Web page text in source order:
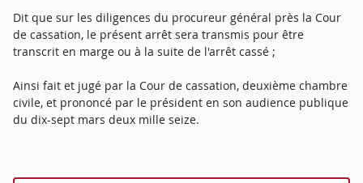
Dit que sur les diligences du procureur général près la Cour
de cassation, le présent arrêt sera transmis pour être
transcrit en marge ou à la suite de l'arrêt cassé ;
Ainsi fait et jugé par la Cour de cassation, deuxième chambre
civile, et prononcé par le président en son audience publique
du dix-sept mars deux mille seize.